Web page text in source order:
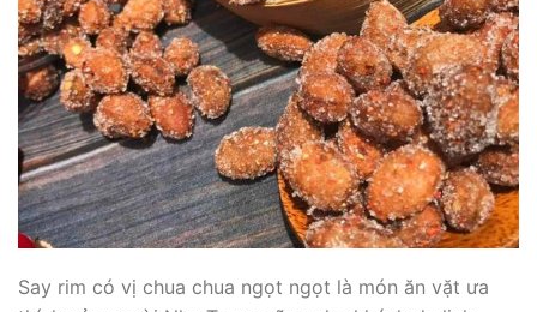
Say rim có vị chua chua ngọt ngọt là món ăn vặt ưa